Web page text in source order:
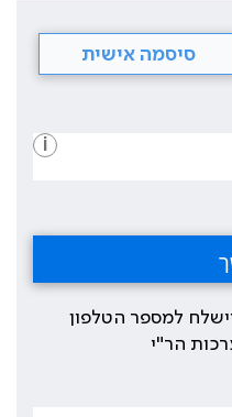
סיסמה אישית
i
למספר הטלפון
הר"י